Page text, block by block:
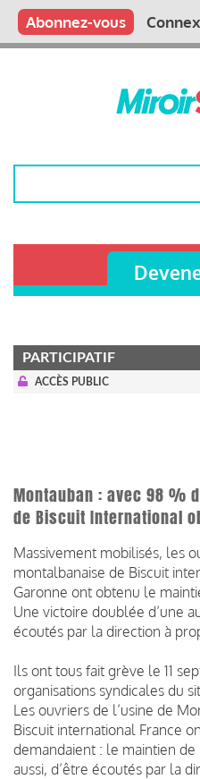
Aller
contenu
Main
Qui sommes nous ?
Vous publiez
Nous publions
Contactez-nous
Abonnez-vous
PARTICIPATIF
ACCÈS PUBLIC
Montauban : avec 98 %
de Biscuit International
Massivement mobilisés, les
montalbanaise de Biscuit
Garonne ont obtenu le
Une victoire doublée d’une
écoutés par la direction à
Ils ont tous fait grève le 11
organisations syndicales du
Les ouvriers de l’usine de
Biscuit international France
demandaient : le maintien
aussi, d’être écoutés par la